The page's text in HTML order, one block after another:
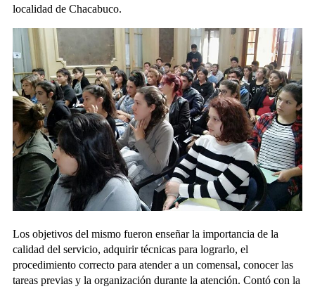
localidad de Chacabuco.
Los objetivos del mismo fueron enseñar la importancia de la
calidad del servicio, adquirir técnicas para lograrlo, el
procedimiento correcto para atender a un comensal, conocer las
tareas previas y la organización durante la atención. Contó con la